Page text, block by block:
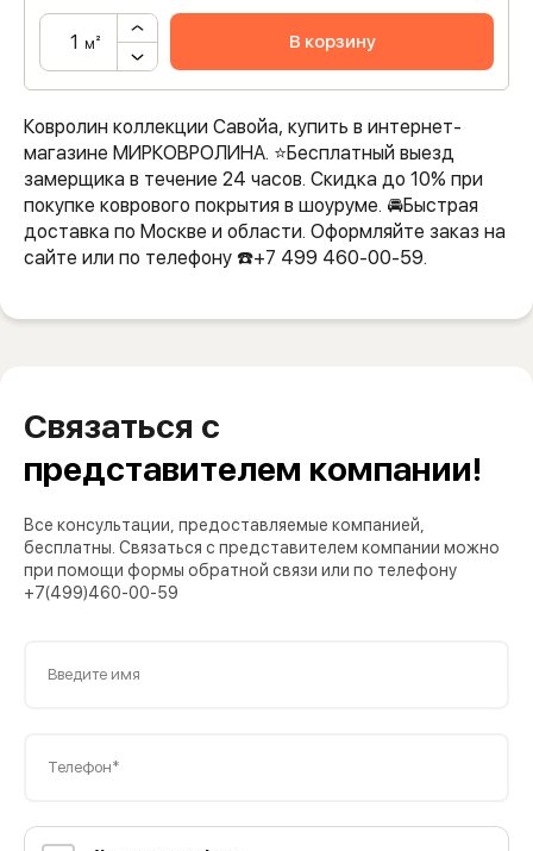
м² В корзину
Ковролин коллекции Савойа, купить в интернет-
магазине МИРКОВРОЛИНА. ⭐️Бесплатный выезд
замерщика в течение 24 часов. Скидка до 10% при
покупке коврового покрытия в шоуруме. 🚘Быстрая
доставка по Москве и области. Оформляйте заказ на
сайте или по телефону ☎️+7 499 460-00-59.
Связаться с
представителем компании!
Все консультации, предоставляемые компанией,
бесплатны. Связаться с представителем компании можно
при помощи формы обратной связи или по телефону
+7(499)460-00-59
Введите имя
Телефон*